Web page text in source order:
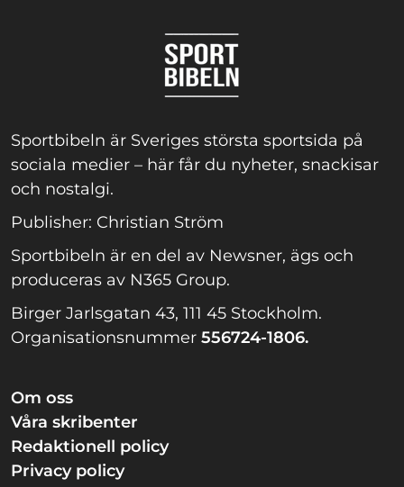
Sportbibeln är Sveriges största sportsida på
sociala medier – här får du nyheter, snackisar
och nostalgi.
Publisher: Christian Ström
Sportbibeln är en del av Newsner, ägs och
produceras av N365 Group.
Birger Jarlsgatan 43, 111 45 Stockholm.
Organisationsnummer 556724-1806.
Om oss
Våra skribenter
Redaktionell policy
Privacy policy